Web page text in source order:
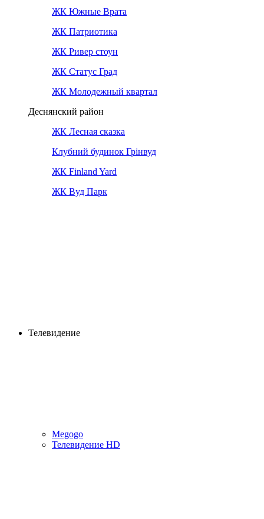
ЖК Южные Врата
ЖК Патриотика
ЖК Ривер стоун
ЖК Статус Град
ЖК Молодежный квартал
Деснянский район
ЖК Лесная сказка
Клубний будинок Грінвуд
ЖК Finland Yard
ЖК Вуд Парк
Телевидение
Megogo
Телевидение HD